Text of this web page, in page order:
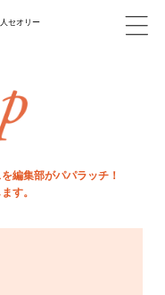
セオリー
編集部がパパラッチ！
す。